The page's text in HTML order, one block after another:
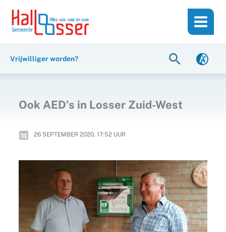
inhoud
naar
Vrijwilliger worden? Zoeken
Ook AED’s in Losser Zuid-West
26 SEPTEMBER 2020, 17:52UUR